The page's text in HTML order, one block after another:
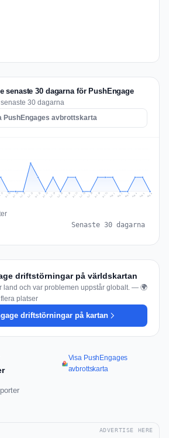
senaste 30 dagarna för PushEngage
30 dagarna
PushEngages avbrottskarta
Jul 18 Jul 19 Jul 20 Jul 21 Jul 22 Jul 23 Jul 24 Jul 25 Jul 26 Jul 27 Jul 28 Jul 29 Jul 30 Jul 31 Aug 1 Aug 2 Aug 3 Aug 4 Aug 5 Aug 6
Senaste 30 dagarna
driftstörningar på världskartan
land och var problemen uppstår globalt. — 🌍
platser
driftstörningar på kartan
Visa PushEngages
avbrottskarta
ADVERTISE HERE